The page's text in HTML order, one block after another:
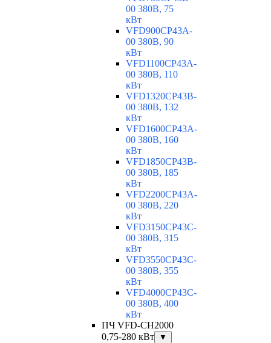
00 380В, 75
кВт
VFD900CP43A-
00 380В, 90
кВт
VFD1100CP43A-
00 380В, 110
кВт
VFD1320CP43B-
00 380В, 132
кВт
VFD1600CP43A-
00 380В, 160
кВт
VFD1850CP43B-
00 380В, 185
кВт
VFD2200CP43A-
00 380В, 220
кВт
VFD3150CP43C-
00 380В, 315
кВт
VFD3550CP43C-
00 380В, 355
кВт
VFD4000CP43C-
00 380В, 400
кВт
ПЧ VFD-CH2000
0,75-280 кВт
▼